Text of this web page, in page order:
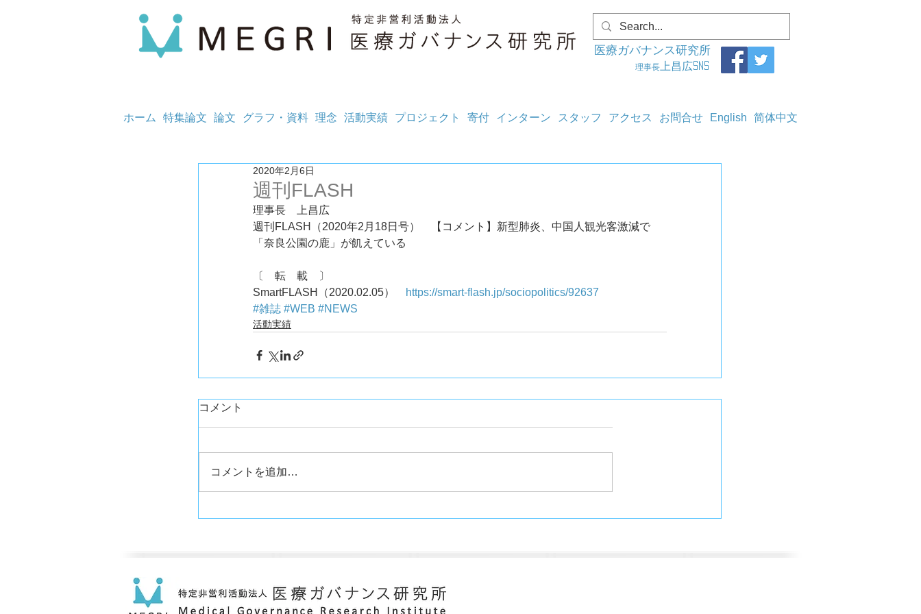
医療ガバナンス研究所
理事長 上昌広SNS
ホーム 特集論文 論文 グラフ・資料 理念 活動実績 プロジェクト 寄付 インターン スタッフ アクセス お問合せ English 简体中文
週刊FLASH
2020年2月6日
理事長　上昌広
週刊FLASH（2020年2月18日号）　【コメント】新型肺炎、中国人観光客激減で
「奈良公園の鹿」が飢えている
〔　転　載　〕
SmartFLASH（2020.02.05）
https://smart-flash.jp/sociopolitics/92637
#雑誌 #WEB #NEWS
活動実績
コメント
コメントを追加…